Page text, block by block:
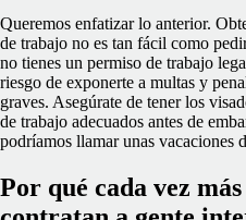
Queremos enfatizar lo anterior.
de trabajo no es tan fácil como
no tienes un permiso de trabajo
riesgo de exponerte a multas y
graves. Asegúrate de tener los
de trabajo adecuados antes de
podríamos llamar unas vacaciones
Por qué cada vez